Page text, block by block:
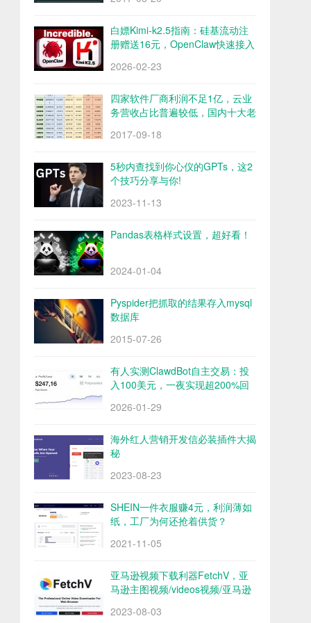
白嫖Kimi-k2.5指南：硅基流动注
册赠送16元，OpenClaw快速接入
2026-02-23
四家软件厂商利润不足1亿，云业
务营收占比普遍较低，国内十大老
2017-09-18
5秒内查找到你心仪的GPTs，这2
个技巧分享与你!
2023-11-13
Pandas表格样式设置，超好看！
2024-01-04
Pyspider把抓取的结果存入mysql
数据库
2015-07-26
有人实测ClawdBot自主交易：投
入100美元，一夜实现超200%回
2026-01-29
海外红人营销开发信必装插件大揭
秘
2023-08-23
SHEIN一件衣服赚4元，利润薄如
纸，工厂为何还抢着供货？
2021-11-05
亚马逊视频下载利器FetchV，亚
马逊主图视频/videos视频/亚马逊
2023-08-03